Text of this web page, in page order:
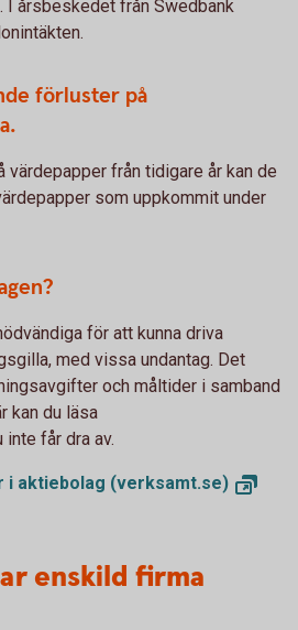
I årsbeskedet från Swedbank
förluster på
värdepapper från tidigare år kan de
som uppkommit under
för att kunna driva
med vissa undantag. Det
och måltider i samband
kan du läsa
får dra av.
i aktiebolag (verksamt.se)
enskild firma